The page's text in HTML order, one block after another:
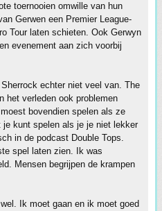
toernooien omwille van hun
Gerwen een Premier League-
Tour laten schieten. Ook Gerwyn
evenement aan zich voorbij
echter niet veel van. The
het verleden ook problemen
bovendien spelen als ze
kunt spelen als je je niet lekker
in de podcast Double Tops.
spel laten zien. Ik was
Mensen begrijpen de krampen
Ik moet gaan en ik moet goed